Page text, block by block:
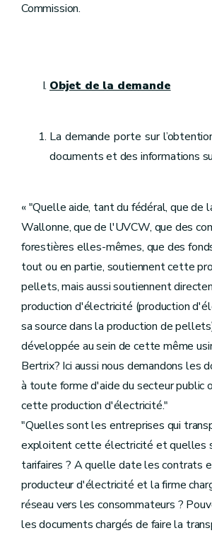
Commission.
Objet de la demande
La demande porte sur
documents et des informations
« "Quelle aide, tant du fédéral, que de
Wallonne, que de l'UVCW, que des
forestières elles-mêmes, que des
tout ou en partie, soutiennent cette
pellets, mais aussi soutiennent
production d'électricité (production
sa source dans la production de
développée au sein de cette même
Bertrix? Ici aussi nous demandons les
à toute forme d'aide du secteur public
cette production d'électricité."
"Quelles sont les entreprises qui
exploitent cette électricité et quelles
tarifaires ? A quelle date les contrats
producteur d'électricité et la firme
réseau vers les consommateurs ?
les documents chargés de faire la